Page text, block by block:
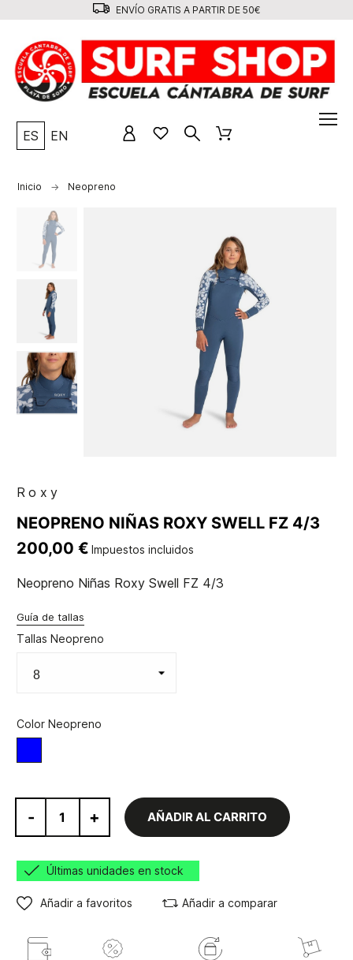
ENVÍO GRATIS A PARTIR DE 50€
ES EN
Inicio Neopreno
Roxy
NEOPRENO NIÑAS ROXY SWELL FZ 4/3
200,00 € Impuestos incluidos
Neopreno Niñas Roxy Swell FZ 4/3
Guía de tallas
Tallas Neopreno
Color Neopreno
- + AÑADIR AL CARRITO
Últimas unidades en stock
Añadir a favoritos Añadir a comparar